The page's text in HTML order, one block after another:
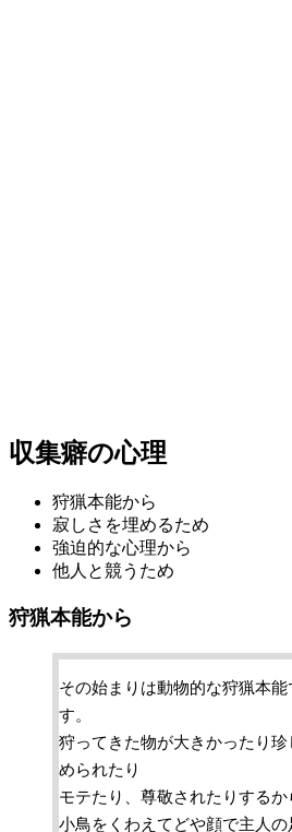
収集癖の心理
狩猟本能から
寂しさを埋めるため
強迫的な心理から
他人と競うため
狩猟本能から
その始まりは動物的な狩猟本能
す。
狩ってきた物が大きかったり
められたり
モテたり、尊敬されたりするか
小鳥をくわえてどや顔で主人